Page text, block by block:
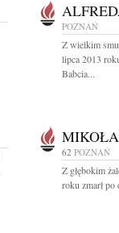
POZNAŃ
Z wielkim
lipca 2013
Babcia...
62 POZNAŃ
Z głębokim
roku zmarł po